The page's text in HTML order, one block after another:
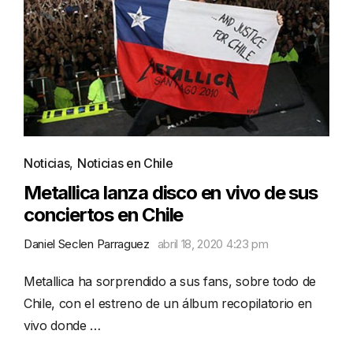
Noticias, Noticias en Chile
Metallica lanza disco en vivo de sus
conciertos en Chile
Daniel Seclen Parraguez abril 18, 2020 4:23 pm
Metallica ha sorprendido a sus fans, sobre todo de
Chile, con el estreno de un álbum recopilatorio en
vivo donde …